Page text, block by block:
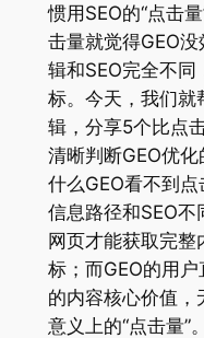
惯用SEO的“点击
击量就觉得GEO
辑和SEO完全不
标。今天，我们就
辑，分享5个比点
清晰判断GEO优
什么GEO看不到
信息路径和SEO不
网页才能获取完整
标；而GEO的用
的内容核心价值，
意义上的“点击量”